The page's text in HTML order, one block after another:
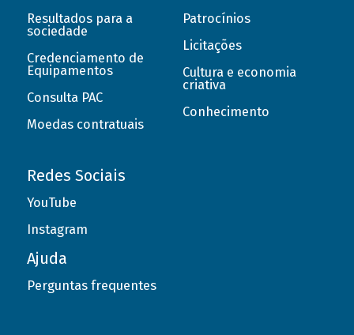
Resultados para a
sociedade
Credenciamento de
Equipamentos
Consulta PAC
Moedas contratuais
Patrocínios
Licitações
Cultura e economia
criativa
Conhecimento
Redes Sociais
YouTube
Instagram
Ajuda
Perguntas frequentes